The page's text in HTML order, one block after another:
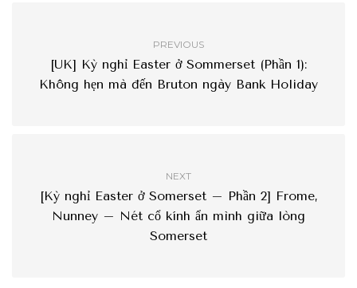
PREVIOUS
[UK] Kỳ nghỉ Easter ở Sommerset (Phần 1):
Không hẹn mà đến Bruton ngày Bank Holiday
NEXT
[Kỳ nghỉ Easter ở Somerset – Phần 2] Frome,
Nunney – Nét cổ kính ẩn mình giữa lòng
Somerset